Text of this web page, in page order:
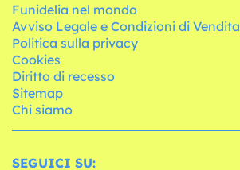
Funidelia nel mondo
Avviso Legale e Condizioni di Vendita
Politica sulla privacy
Cookies
Diritto di recesso
Sitemap
Chi siamo
SEGUICI SU: